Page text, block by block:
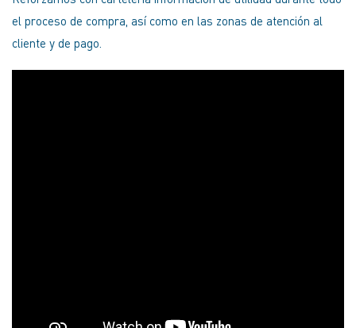
el proceso de compra, así como en las zonas de atención al
cliente y de pago.